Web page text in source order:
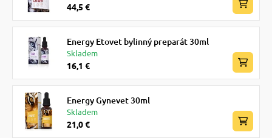
44,5 €
Energy Etovet bylinný preparát 30ml
Skladem
16,1 €
Energy Gynevet 30ml
Skladem
21,0 €